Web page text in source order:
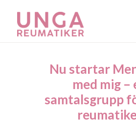
Nu startar
med mig –
samtalsgrupp